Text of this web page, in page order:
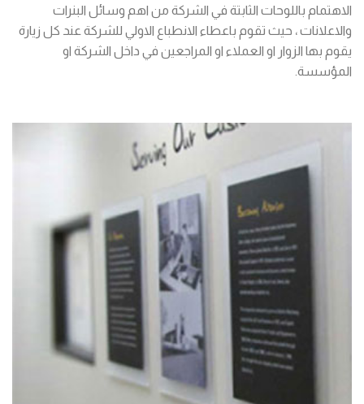
الاهتمام باللوحات الثابتة في الشركة من اهم وسائل البنرات
والاعلانات ، حيث تقوم باعطاء الانطباع الاولي للشركة عند كل زيارة
يقوم بها الزوار او العملاء او المراجعين في داخل الشركة او
المؤسسة.